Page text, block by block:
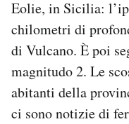
CALENDARIO
AREA PERSONALE
Area Personale
Newsletter
Notifiche mobile
Eolie, in Sicilia:
chilometri di
di Vulcano. È poi
magnitudo 2. Le
abitanti della
ci sono notizie di